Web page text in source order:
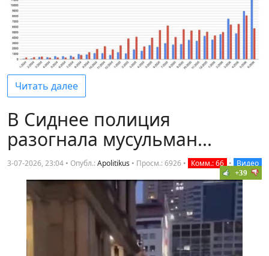
Читать далее
В Сиднее полиция
разогнала мусульман...
3-07-2026, 23:04 • Опубл.:Apolitikus • Просм.: 6926 • Комм.: 66 • Видео
+39